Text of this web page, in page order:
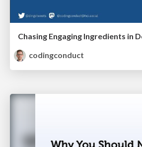
Chasing Engaging Ingredients in
codingconduct